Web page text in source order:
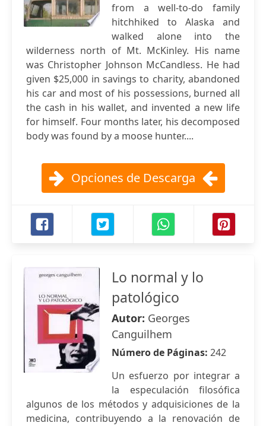
from a well-to-do family
hitchhiked to Alaska and
walked alone into the
wilderness north of Mt. McKinley. His name
was Christopher Johnson McCandless. He had
given $25,000 in savings to charity, abandoned
his car and most of his possessions, burned all
the cash in his wallet, and invented a new life
for himself. Four months later, his decomposed
body was found by a moose hunter....
Opciones de Descarga
Lo normal y lo
patológico
Autor: Georges
Canguilhem
Número de Páginas: 242
Un esfuerzo por integrar a
la especulación filosófica
algunos de los métodos y adquisiciones de la
medicina, contribuyendo a la renovación de